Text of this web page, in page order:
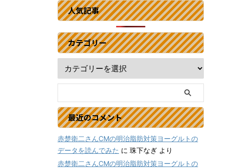
人気記事
カテゴリー
最近のコメント
赤楚衛二さんCMの明治脂肪対策ヨーグルトの
データを読んでみた に 珠下なぎ より
赤楚衛二さんCMの明治脂肪対策ヨーグルトの